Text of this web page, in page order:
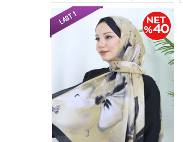
1000-01 Lion mignon